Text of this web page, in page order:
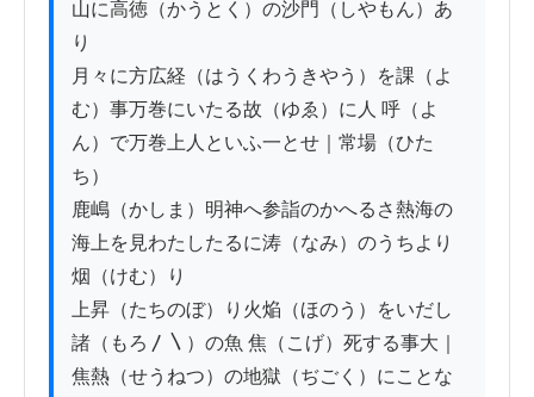
山に高徳（かうとく）の沙門（しやもん）あ
り
月々に方広経（はうくわうきやう）を課（よ
む）事万巻にいたる故（ゆゑ）に人 呼（よ
ん）で万巻上人といふ一とせ｜常場（ひた
ち）
鹿嶋（かしま）明神へ参詣のかへるさ熱海の
海上を見わたしたるに涛（なみ）のうちより
烟（けむ）り
上昇（たちのぼ）り火焔（ほのう）をいだし
諸（もろ〳〵）の魚 焦（こげ）死する事大｜
焦熱（せうねつ）の地獄（ぢごく）にことな